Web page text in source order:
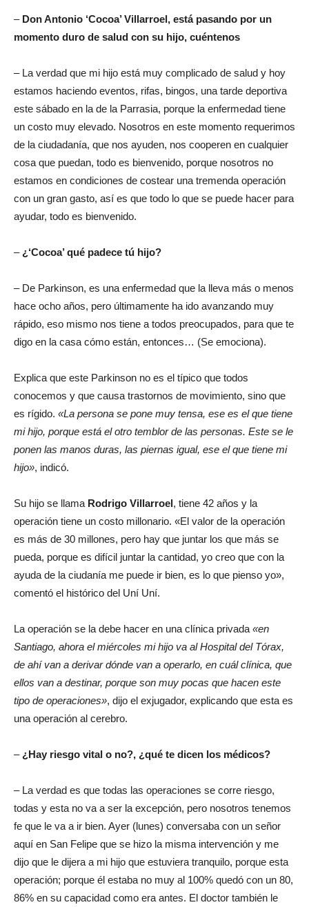
– Don Antonio ‘Cocoa’ Villarroel, está pasando por un
momento duro de salud con su hijo, cuéntenos
– La verdad que mi hijo está muy complicado de salud y hoy
estamos haciendo eventos, rifas, bingos, una tarde deportiva
este sábado en la de la Parrasia, porque la enfermedad tiene
un costo muy elevado. Nosotros en este momento requerimos
de la ciudadanía, que nos ayuden, nos cooperen en cualquier
cosa que puedan, todo es bienvenido, porque nosotros no
estamos en condiciones de costear una tremenda operación
con un gran gasto, así es que todo lo que se puede hacer para
ayudar, todo es bienvenido.
– ¿‘Cocoa’ qué padece tú hijo?
– De Parkinson, es una enfermedad que la lleva más o menos
hace ocho años, pero últimamente ha ido avanzando muy
rápido, eso mismo nos tiene a todos preocupados, para que te
digo en la casa cómo están, entonces… (Se emociona).
Explica que este Parkinson no es el típico que todos
conocemos y que causa trastornos de movimiento, sino que
es rígido. «La persona se pone muy tensa, ese es el que tiene
mi hijo, porque está el otro temblor de las personas. Este se le
ponen las manos duras, las piernas igual, ese el que tiene mi
hijo», indicó.
Su hijo se llama Rodrigo Villarroel, tiene 42 años y la
operación tiene un costo millonario. «El valor de la operación
es más de 30 millones, pero hay que juntar los que más se
pueda, porque es difícil juntar la cantidad, yo creo que con la
ayuda de la ciudanía me puede ir bien, es lo que pienso yo»,
comentó el histórico del Uní Uní.
La operación se la debe hacer en una clínica privada «en
Santiago, ahora el miércoles mi hijo va al Hospital del Tórax,
de ahí van a derivar dónde van a operarlo, en cuál clínica, que
ellos van a destinar, porque son muy pocas que hacen este
tipo de operaciones», dijo el exjugador, explicando que esta es
una operación al cerebro.
– ¿Hay riesgo vital o no?, ¿qué te dicen los médicos?
– La verdad es que todas las operaciones se corre riesgo,
todas y esta no va a ser la excepción, pero nosotros tenemos
fe que le va a ir bien. Ayer (lunes) conversaba con un señor
aquí en San Felipe que se hizo la misma intervención y me
dijo que le dijera a mi hijo que estuviera tranquilo, porque esta
operación; porque él estaba no muy al 100% quedó con un 80,
86% en su capacidad como era antes. El doctor también le